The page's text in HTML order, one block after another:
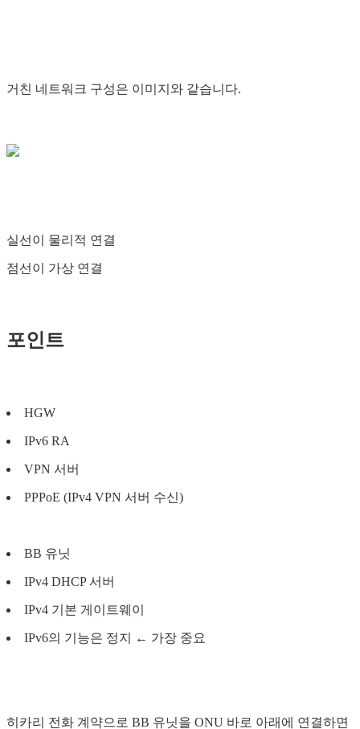
거친 네트워크 구성은 이미지와 같습니다.
실선이 물리적 연결
점선이 가상 연결
포인트
HGW
IPv6 RA
VPN 서버
PPPoE (IPv4 VPN 서버 수신)
BB 유닛
IPv4 DHCP 서버
IPv4 기본 게이트웨이
IPv6의 기능은 정지 ← 가장 중요
히카리 전화 계약으로 BB 유닛을 ONU 바로 아래에 연결하면